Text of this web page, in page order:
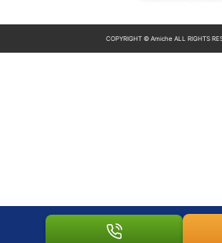
COPYRIGHT © Amiche ALL RIGHTS